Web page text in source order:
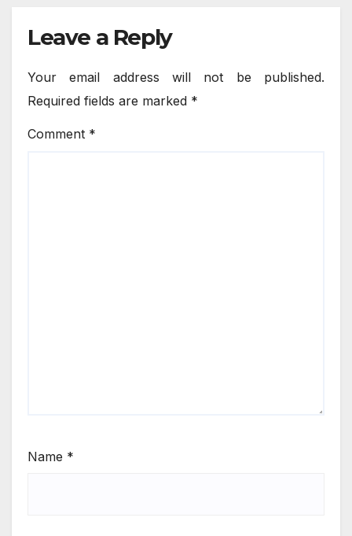
Leave a Reply
Your email address will not be published.
Required fields are marked *
Comment *
Name *